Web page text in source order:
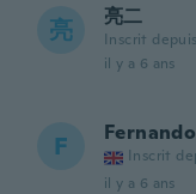
亮 亮二
Inscrit
il y a 6 ans
F Fernando
Inscrit
il y a 6 ans